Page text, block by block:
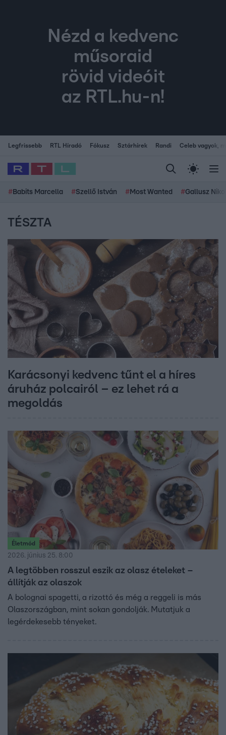
Nézd a kedvenc
műsoraid
rövid videóit
az RTL.hu-n!
Legfrissebb RTL Híradó Fókusz Sztárhírek Randi Celeb vagyok,
# Babits Marcella #Szellő István # Most Wanted #Gallusz
TÉSZTA
Karácsonyi kedvenc tűnt el a híres
áruház polcairól – ez lehet rá a
megoldás
Életmód
2026. június 25. 8:00
A legtöbben rosszul eszik az olasz ételeket –
állítják az olaszok
A bolognai spagetti, a rizottó és még a reggeli is más
Olaszországban, mint sokan gondolják. Mutatjuk a
legérdekesebb tényeket.